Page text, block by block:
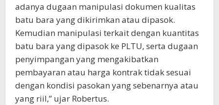
adanya dugaan manipulasi dokumen kualitas
batu bara yang dikirimkan atau dipasok.
Kemudian manipulasi terkait dengan kuantitas
batu bara yang dipasok ke PLTU, serta dugaan
penyimpangan yang mengakibatkan
pembayaran atau harga kontrak tidak sesuai
dengan kondisi pasokan yang sebenarnya atau
yang riil,” ujar Robertus.